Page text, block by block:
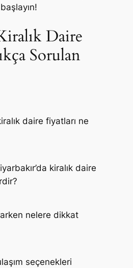
Daire
Sorulan
daire fiyatları ne
kiralık daire
nelere dikkat
seçenekleri